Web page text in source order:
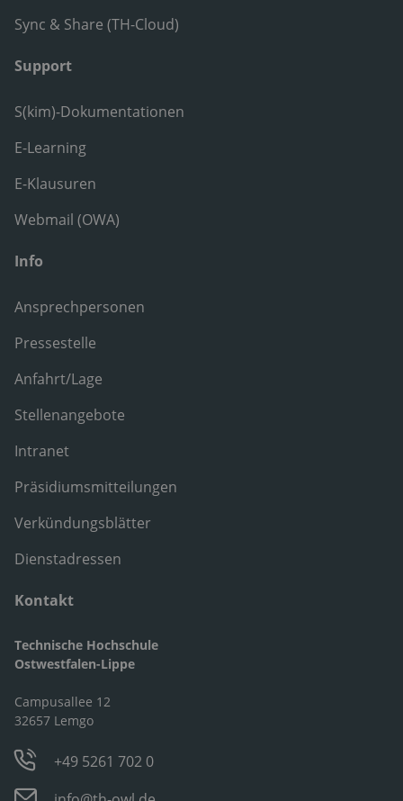
Sync & Share (TH-Cloud)
Support
S(kim)-Dokumentationen
E-Learning
E-Klausuren
Webmail (OWA)
Info
Ansprechpersonen
Pressestelle
Anfahrt/Lage
Stellenangebote
Intranet
Präsidiumsmitteilungen
Verkündungsblätter
Dienstadressen
Kontakt
Technische Hochschule
Ostwestfalen-Lippe
Campusallee 12
32657 Lemgo
+49 5261 702 0